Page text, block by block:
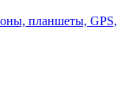
планшеты, GPS,